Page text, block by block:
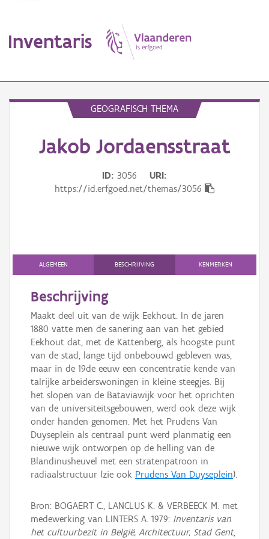
Inventaris
Erfgoedobject
Persoon of collectief
Downloads
Hergebruik
Aanmelden
GEOGRAFISCH THEMA
Jakob Jordaensstraat
ID 3056
URI
https://id.erfgoed.net/themas/3056
ALGEMEEN BESCHRIJVING KENMERKEN
Beschrijving
Maakt deel uit van de wijk Eekhout. In de jaren
1880 vatte men de sanering aan van het gebied
Eekhout dat, met de Kattenberg, als hoogste punt
van de stad, lange tijd onbebouwd gebleven was,
maar in de 19de eeuw een concentratie kende van
talrijke arbeiderswoningen in kleine steegjes. Bij
het slopen van de Bataviawijk voor het oprichten
van de universiteitsgebouwen, werd ook deze wijk
onder handen genomen. Met het Prudens Van
Duyseplein als centraal punt werd planmatig een
nieuwe wijk ontworpen op de helling van de
Blandinusheuvel met een stratenpatroon in
radiaalstructuur (zie ook Prudens Van Duyseplein).
Bron: BOGAERT C., LANCLUS K. & VERBEECK M. met
medewerking van LINTERS A. 1979: Inventaris van
het cultuurbezit in België, Architectuur, Stad Gent,